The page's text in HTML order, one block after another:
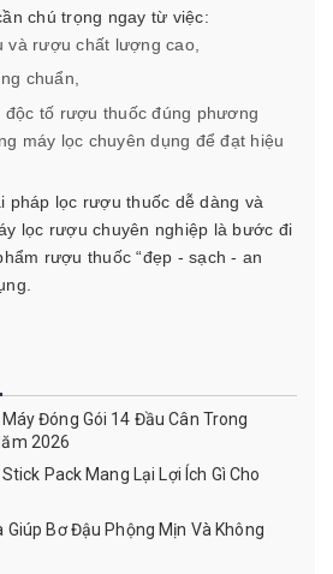
chú trọng ngay từ việc:
và rượu chất lượng cao,
chuẩn,
độc tố rượu thuốc đúng phương
máy lọc chuyên dụng để đạt hiệu
pháp lọc rượu thuốc dễ dàng và
lọc rượu chuyên nghiệp là bước đi
rượu thuốc “đẹp - sạch - an
Đóng Gói 14 Đầu Cân Trong
2026
Pack Mang Lại Lợi Ích Gì Cho
Giúp Bơ Đậu Phộng Mịn Và Không